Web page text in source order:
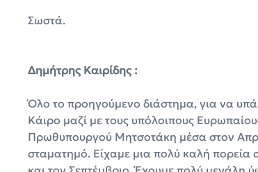
Σωστά.
Δημήτρης Καιρίδης :
Όλο το προηγούμενο διάστημα, για να
Κάιρο μαζί με τους υπόλοιπους
Πρωθυπουργού Μητσοτάκη μέσα στον
σταματημό. Είχαμε μια πολύ καλή πορεία